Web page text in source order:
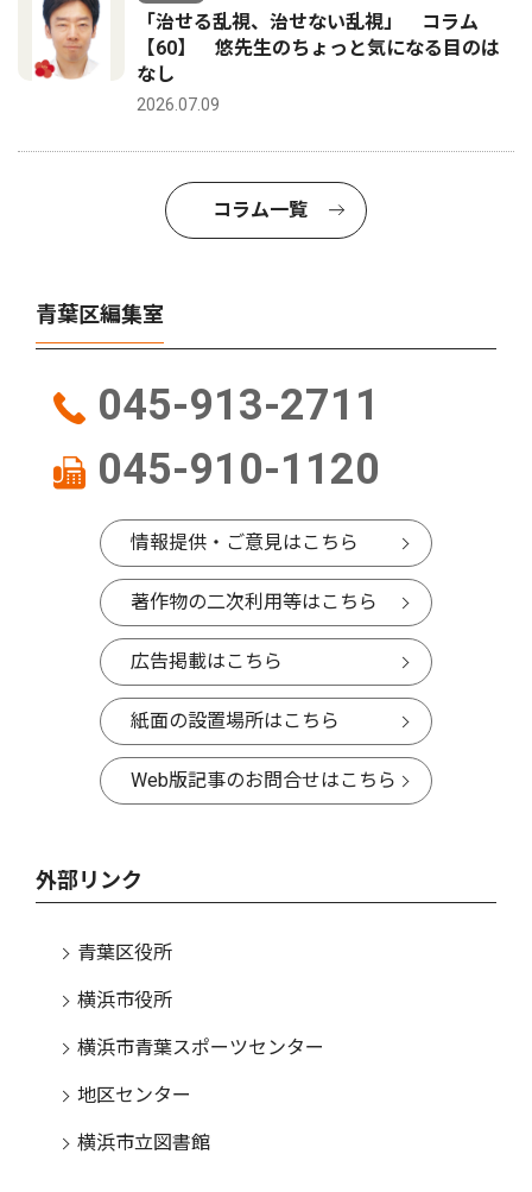
「治せる乱視、治せない乱視」 コラム
【60】 悠先生のちょっと気になる目のは
なし
2026.07.09
コラム一覧
青葉区編集室
045-913-2711
045-910-1120
情報提供・ご意見はこちら
著作物の二次利用等はこちら
広告掲載はこちら
紙面の設置場所はこちら
Web版記事のお問合せはこちら
外部リンク
青葉区役所
横浜市役所
横浜市青葉スポーツセンター
地区センター
横浜市立図書館